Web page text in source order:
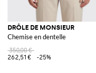
DRÔLE DE MONSIEUR
Chemise en dentelle
350,00 €
262,51 €
-25%